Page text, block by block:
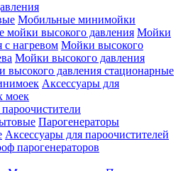
Мобильные минимойки
мойки высокого давления Мойки
с нагревом Мойки высокого
Мойки высокого давления
высокого давления стационарные
Аксессуары для
моек
Парогенераторы
Аксессуары для пароочистителей
парогенераторов